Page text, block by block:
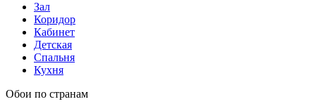
Зал
Коридор
Кабинет
Детская
Спальня
Кухня
Обои по странам